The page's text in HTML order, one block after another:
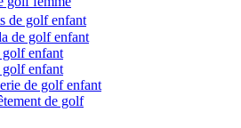
de golf enfant
de golf enfant
golf enfant
golf enfant
de golf enfant
de golf